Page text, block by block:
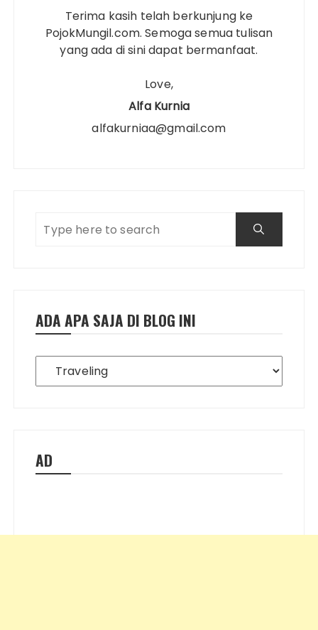
Terima kasih telah berkunjung ke
PojokMungil.com. Semoga semua tulisan
yang ada di sini dapat bermanfaat.
Love,
Alfa Kurnia
alfakurniaa@gmail.com
ADA APA SAJA DI BLOG INI
Ada
Apa
AD